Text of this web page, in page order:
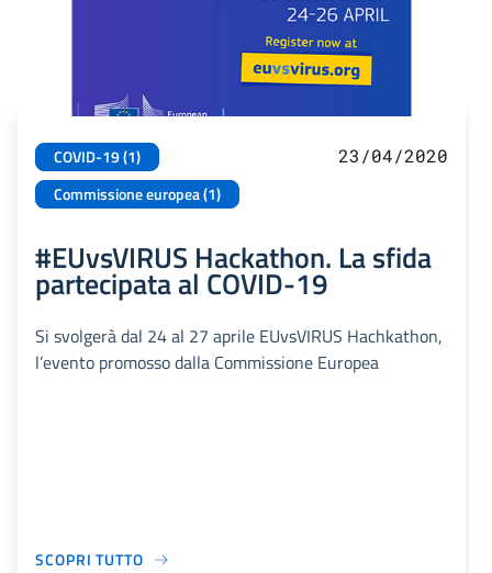
COVID-19 (1)
Commissione europea (1)
23/04/2020
#EUvsVIRUS Hackathon. La sfida
partecipata al COVID-19
Si svolgerà dal 24 al 27 aprile EUvsVIRUS Hachkathon,
l’evento promosso dalla Commissione Europea
SCOPRI TUTTO